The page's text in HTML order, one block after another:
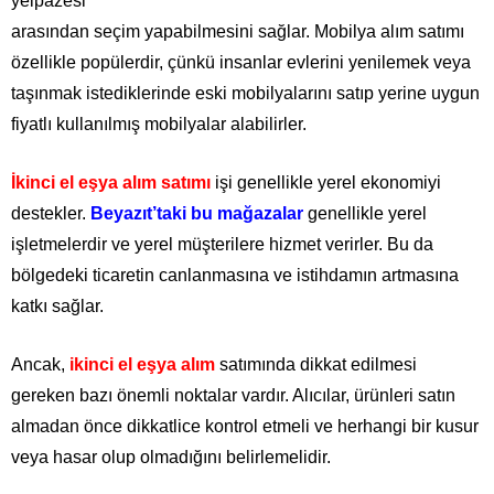
arasından seçim yapabilmesini sağlar. Mobilya alım satımı
özellikle popülerdir, çünkü insanlar evlerini yenilemek veya
taşınmak istediklerinde eski mobilyalarını satıp yerine uygun
fiyatlı kullanılmış mobilyalar alabilirler.
İkinci el eşya alım satımı işi genellikle yerel ekonomiyi
destekler. Beyazıt’taki bu mağazalar genellikle yerel
işletmelerdir ve yerel müşterilere hizmet verirler. Bu da
bölgedeki ticaretin canlanmasına ve istihdamın artmasına
katkı sağlar.
Ancak, ikinci el eşya alım satımında dikkat edilmesi
gereken bazı önemli noktalar vardır. Alıcılar, ürünleri satın
almadan önce dikkatlice kontrol etmeli ve herhangi bir kusur
veya hasar olup olmadığını belirlemelidir.